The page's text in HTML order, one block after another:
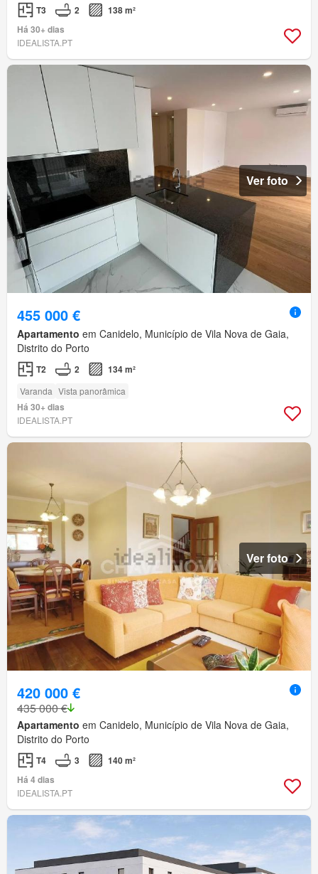
T3 2
138 m²
Há 30+ dias
IDEALISTA.PT
Ver foto
455 000 €
Apartamento em Canidelo, Município de Vila Nova de Gaia,
Distrito do Porto
T2 2 134 m²
Varanda Vista panorâmica
Há 30+ dias
IDEALISTA.PT
Ver foto
420 000 €
435 000 €
Apartamento em Canidelo, Município de Vila Nova de Gaia,
Distrito do Porto
T4 3
140 m²
Há 4 dias
IDEALISTA.PT